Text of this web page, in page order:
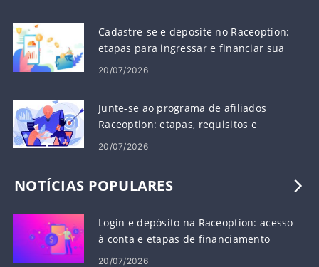
Cadastre-se e deposite no Raceoption:
etapas para ingressar e financiar sua
conta
20/07/2026
Junte-se ao programa de afiliados
Raceoption: etapas, requisitos e
pagamentos
20/07/2026
NOTÍCIAS POPULARES
Login e depósito na Raceoption: acesso
à conta e etapas de financiamento
20/07/2026